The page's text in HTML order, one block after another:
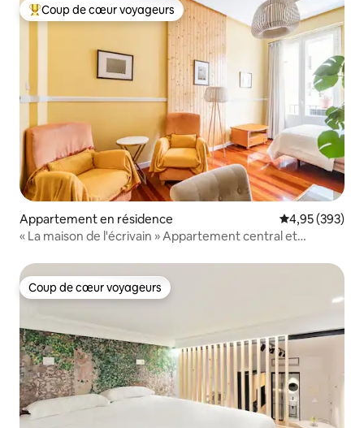
Coups de cœur voyageurs les plus appréciés
Coup de cœur voyageurs
Appartement en résidence Évaluation
4,95 (393)
« La maison de l'écrivain » Appartement central et
Coup de cœur voyageurs
Coup de cœur voyageurs